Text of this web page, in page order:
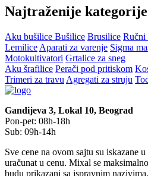
Najtraženije kategorije
Aku bušilice Bušilice Brusilice Ručni
Lemilice Aparati za varenje Sigma
Motokultivatori Grtalice za sneg
Aku šrafilice Perači pod pritiskom
Trimeri za travu Agregati za struju
Gandijeva 3, Lokal 10, Beograd
Pon-pet: 08h-18h
Sub: 09h-14h
Sve cene na ovom sajtu su iskazane
uračunat u cenu. Mixal se
budu prikazani sa ispravnim